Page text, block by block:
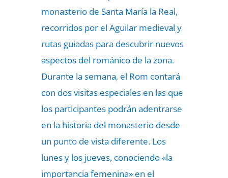
monasterio de Santa María la Real,
recorridos por el Aguilar medieval y
rutas guiadas para descubrir nuevos
aspectos del románico de la zona.
Durante la semana, el Rom contará
con dos visitas especiales en las que
los participantes podrán adentrarse
en la historia del monasterio desde
un punto de vista diferente. Los
lunes y los jueves, conociendo «la
importancia femenina» en el